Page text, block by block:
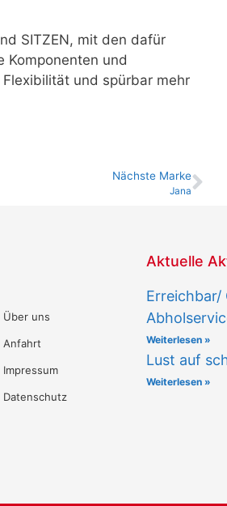
SITZEN, mit den dafür
Komponenten und
und spürbar mehr
Nächste Marke
Jana
Über uns
Anfahrt
Impressum
Datenschutz
Aktuelle
Erreichbar/
Weiterlesen »
Lust auf
Weiterlesen »